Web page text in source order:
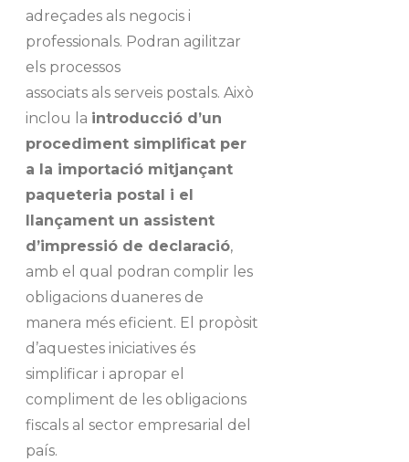
adreçades als negocis i
professionals. Podran agilitzar
els processos
associats als serveis postals. Això
inclou la introducció d’un
procediment simplificat per
a la importació mitjançant
paqueteria postal i el
llançament un assistent
d’impressió de declaració,
amb el qual podran complir les
obligacions duaneres de
manera més eficient. El propòsit
d’aquestes iniciatives és
simplificar i apropar el
compliment de les obligacions
fiscals al sector empresarial del
país.